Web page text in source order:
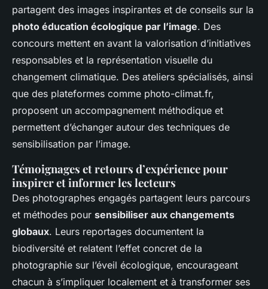
partagent des images inspirantes et de conseils sur la
photo éducation écologique par l’image. Des
concours mettent en avant la valorisation d’initiatives
responsables et la représentation visuelle du
changement climatique. Des ateliers spécialisés, ainsi
que des plateformes comme photo-climat.fr,
proposent un accompagnement méthodique et
permettent d’échanger autour des techniques de
sensibilisation par l’image.
Témoignages et retours d’expérience pour
inspirer et informer les lecteurs
Des photographes engagés partagent leurs parcours
et méthodes pour sensibiliser aux changements
globaux. Leurs reportages documentent la
biodiversité et relatent l’effet concret de la
photographie sur l’éveil écologique, encourageant
chacun à s’impliquer localement et à transformer ses